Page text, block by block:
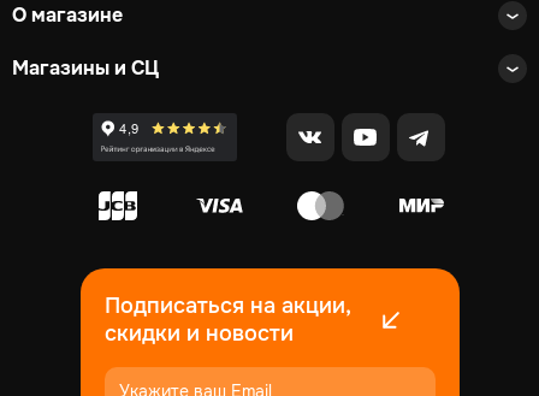
О магазине
Магазины и СЦ
Подписаться на акции,
скидки и новости